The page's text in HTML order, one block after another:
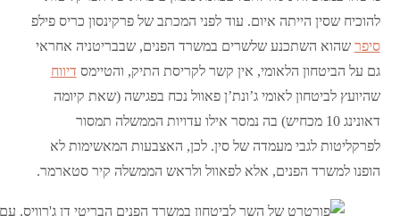
להוכיח שסין הייתה איום. עוד לפני המכתב של פרקינסון כריס פילפ
סיפר שהוא השתכנע שלשרים במשרד הפנים, שבבריטניה אחראי
גם על הביטחון הלאומי, אין קשר לקריסת התיק, והטיימס דיווח
שהיועץ לביטחון לאומי ג’ונת’ן פאוול נכח בפגישה (שאת קיומה
דאונינג 10 מכחיש) בה נמסר אילו עדויות הממשלה תמסור
לפרקליטות לגבי מעמדה של סין. לכן, האצבעות המאשימות לא
הופנו למשרד הפנים, אלא לפאוול ולראש הממשלה קיר סטארמר.